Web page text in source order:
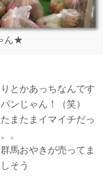
ん★
とかあっちなんです
ンじゃん！（笑）
たまたまイマイチだっ
。
馬おやきが売ってま
そう